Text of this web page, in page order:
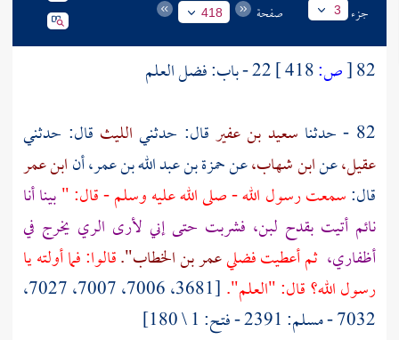
جزء 3 صفحة 418
82
[ص:
22 - باب: فضل العلم
82 - حدثنا
سعيد بن عفير قال: حدثني الليث قال: حدثني
عقيل،عنابن شهاب،عنحمزة بن عبد الله بن عمر،أنابن عمر
قال:سمعت رسول الله - صلى الله عليه وسلم - قال: "بينا أنا
نائم أتيت بقدح لبن، فشربت حتى إني لأرى الري يخرج في
أظفاري، ثم أعطيت فضليعمر بن الخطاب".قالوا: فما أولته يا
رسول الله؟ قال: "العلم".
[3681، 7006، 7007، 7027،
7032 - مسلم: 2391 - فتح: 1 \ 180]